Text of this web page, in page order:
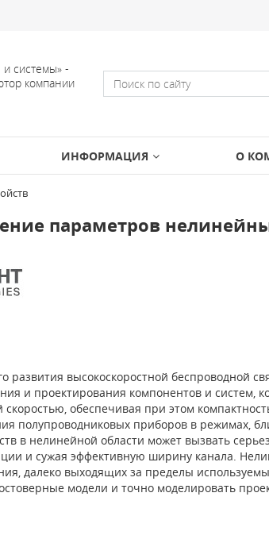
системы» -
компании
ИНФОРМАЦИЯ О
параметров
развития высокоскоростной беспроводной
и проектирования компонентов и систем,
обеспечивая при этом
полупроводниковых приборов в режимах,
в нелинейной области может вызвать
и сужая эффективную ширину канала.
далеко выходящих за пределы
модели и точно моделировать